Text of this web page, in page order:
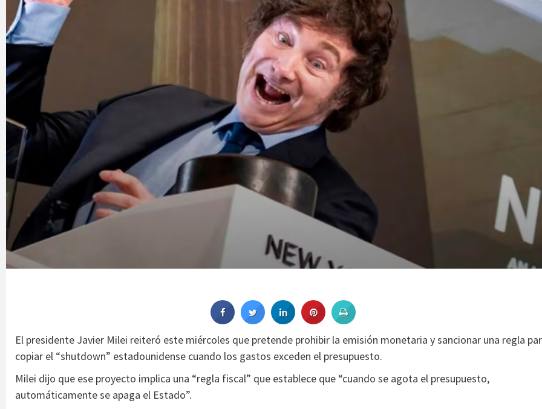
El presidente Javier Milei reiteró este miércoles que pretende prohibir la emisión monetaria y sancionar una regla
copiar el “shutdown” estadounidense cuando los gastos exceden el presupuesto.
Milei dijo que ese proyecto implica una “regla fiscal” que establece que “cuando se agota el presupuesto,
automáticamente se apaga el Estado”.